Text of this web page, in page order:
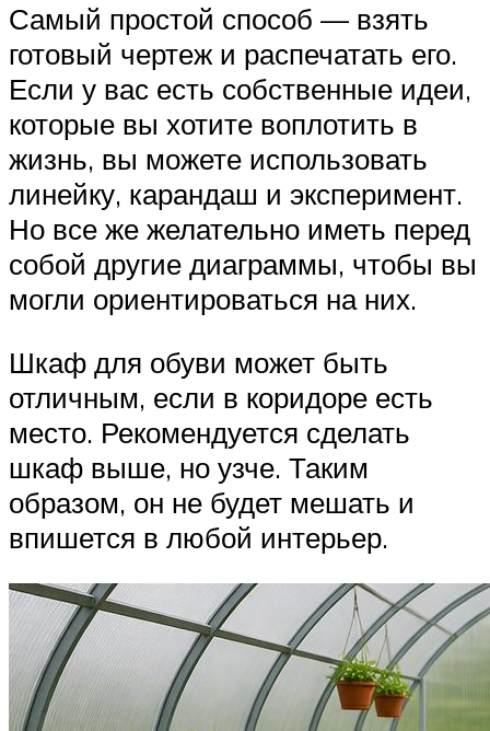
Самый простой способ — взять
готовый чертеж и распечатать его.
Если у вас есть собственные идеи,
которые вы хотите воплотить в
жизнь, вы можете использовать
линейку, карандаш и эксперимент.
Но все же желательно иметь перед
собой другие диаграммы, чтобы вы
могли ориентироваться на них.
Шкаф для обуви может быть
отличным, если в коридоре есть
место. Рекомендуется сделать
шкаф выше, но узче. Таким
образом, он не будет мешать и
впишется в любой интерьер.